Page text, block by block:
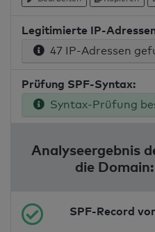
Legitimierte IP-
47 IP-Adressen
Prüfung SPF-Syntax:
Syntax-Prüfung
Analyseergebnis
die
SPF-Record